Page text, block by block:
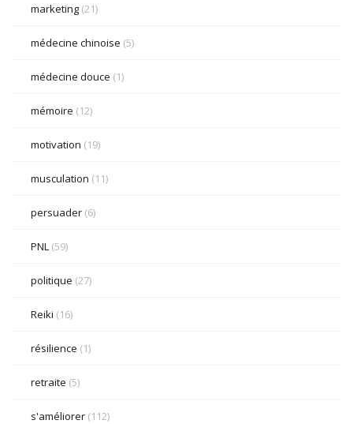
marketing (21)
médecine chinoise (5)
médecine douce (1)
mémoire (12)
motivation (19)
musculation (11)
persuader (6)
PNL (59)
politique (27)
Reiki (16)
résilience (1)
retraite (5)
s'améliorer (112)